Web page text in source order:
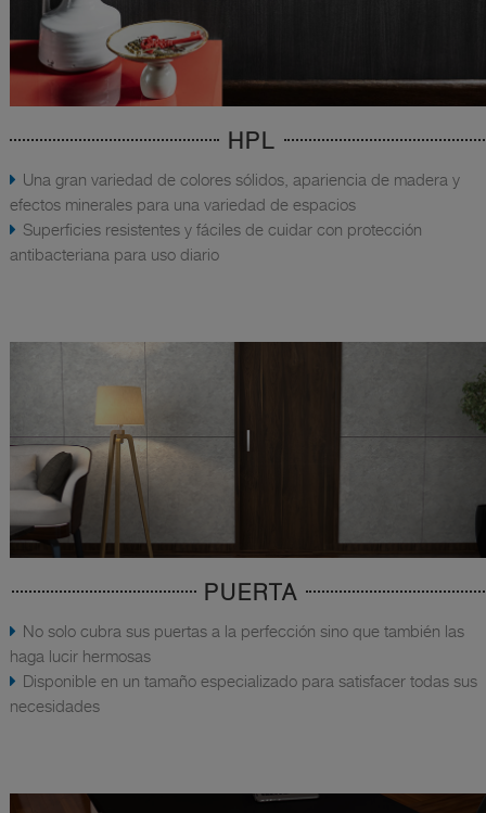
HPL
Una gran variedad de colores sólidos, apariencia de madera y
efectos minerales para una variedad de espacios
Superficies resistentes y fáciles de cuidar con protección
antibacteriana para uso diario
PUERTA
No solo cubra sus puertas a la perfección sino que también las
haga lucir hermosas
Disponible en un tamaño especializado para satisfacer todas sus
necesidades